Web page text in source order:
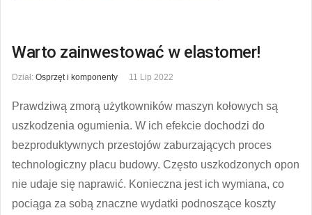
Warto zainwestować w elastomer!
Dział: Osprzęt i komponenty 11 Lip 2022
Prawdziwą zmorą użytkowników maszyn kołowych są
uszkodzenia ogumienia. W ich efekcie dochodzi do
bezproduktywnych przestojów zaburzających proces
technologiczny placu budowy. Często uszkodzonych opon
nie udaje się naprawić. Konieczna jest ich wymiana, co
pociąga za sobą znaczne wydatki podnoszące koszty